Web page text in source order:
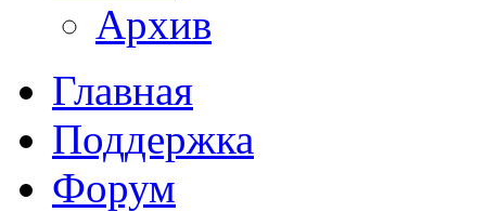
Архив
Главная
Поддержка
Форум